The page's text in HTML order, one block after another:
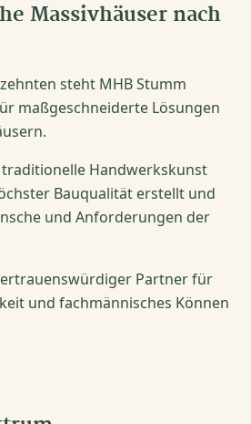
Massivhäuser nach
steht MHB Stumm
maßgeschneiderte Lösungen
Handwerkskunst
Bauqualität erstellt und
und Anforderungen der
Partner für
und fachmännisches Können